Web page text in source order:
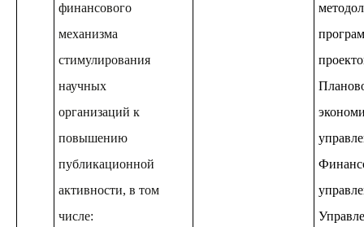
финансового
механизма
стимулирования
научных
организаций к
повышению
публикационной
активности, в том
числе: